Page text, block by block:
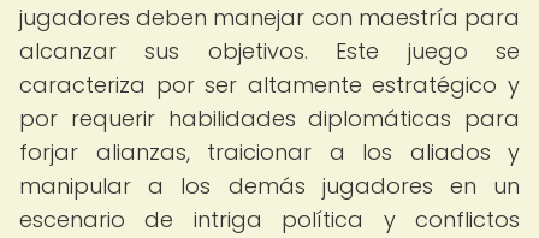
jugadores deben manejar con maestría para
alcanzar sus objetivos. Este juego se
caracteriza por ser altamente estratégico y
por requerir habilidades diplomáticas para
forjar alianzas, traicionar a los aliados y
manipular a los demás jugadores en un
escenario de intriga política y conflictos